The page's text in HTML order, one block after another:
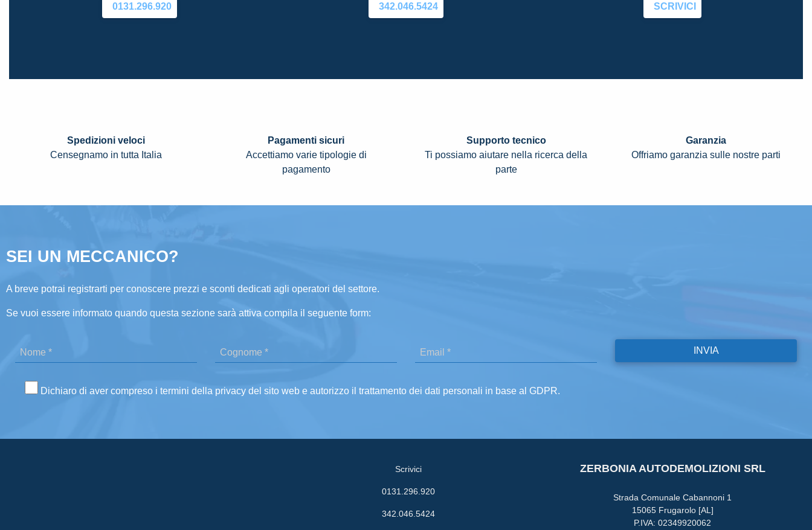
0131.296.920 342.046.5424 SCRIVICI
Spedizioni veloci
Censegnamo in tutta Italia
Pagamenti sicuri
Accettiamo varie tipologie di
pagamento
Supporto tecnico
Ti possiamo aiutare nella ricerca della
parte
Garanzia
Offriamo garanzia sulle nostre parti
SEI UN MECCANICO?
A breve potrai registrarti per conoscere prezzi e sconti dedicati agli operatori del settore.
Se vuoi essere informato quando questa sezione sarà attiva compila il seguente form:
Dichiaro di aver compreso i termini della privacy del sito web e autorizzo il trattamento dei dati personali in base al GDPR.
Scrivici
0131.296.920
342.046.5424
ZERBONIA AUTODEMOLIZIONI SRL
Strada Comunale Cabannoni 1
15065 Frugarolo [AL]
P.IVA: 02349920062